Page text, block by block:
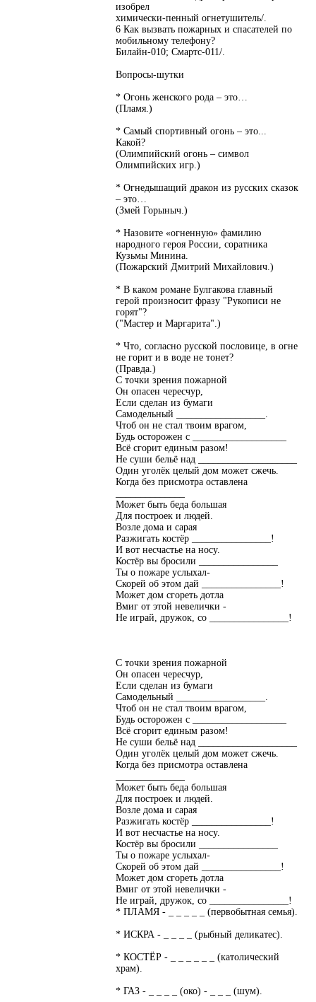
изобрел
химически-пенный огнетушитель/.
6 Как вызвать пожарных и спасателей по
мобильному телефону?
Билайн-010; Смартс-011/.
Вопросы-шутки
* Огонь женского рода – это…
(Пламя.)
* Самый спортивный огонь – это...
Какой?
(Олимпийский огонь – символ
Олимпийских игр.)
* Огнедышащий дракон из русских сказок
– это…
(Змей Горыныч.)
* Назовите «огненную» фамилию
народного героя России, соратника
Кузьмы Минина.
(Пожарский Дмитрий Михайлович.)
* В каком романе Булгакова главный
герой произносит фразу "Рукописи не
горят"?
("Мастер и Маргарита".)
* Что, согласно русской пословице, в огне
не горит и в воде не тонет?
(Правда.)
С точки зрения пожарной
Он опасен чересчур,
Если сделан из бумаги
Самодельный __________________.
Чтоб он не стал твоим врагом,
Будь осторожен с ___________________
Всё сгорит единым разом!
Не суши бельё над ____________________
Один уголёк целый дом может сжечь.
Когда без присмотра оставлена
Может быть беда большая
Для построек и людей.
Возле дома и сарая
Разжигать костёр ________________!
И вот несчастье на носу.
Костёр вы бросили ________________
Ты о пожаре услыхал-
Скорей об этом дай ________________!
Может дом сгореть дотла
Вмиг от этой невелички -
Не играй, дружок, со ________________!
С точки зрения пожарной
Он опасен чересчур,
Если сделан из бумаги
Самодельный __________________.
Чтоб он не стал твоим врагом,
Будь осторожен с ___________________
Всё сгорит единым разом!
Не суши бельё над ____________________
Один уголёк целый дом может сжечь.
Когда без присмотра оставлена
Может быть беда большая
Для построек и людей.
Возле дома и сарая
Разжигать костёр ________________!
И вот несчастье на носу.
Костёр вы бросили ________________
Ты о пожаре услыхал-
Скорей об этом дай ________________!
Может дом сгореть дотла
Вмиг от этой невелички -
Не играй, дружок, со ________________!
* ПЛАМЯ - _ _ _ _ _ (первобытная семья).
* ИСКРА - _ _ _ _ (рыбный деликатес).
* КОСТЁР - _ _ _ _ _ _ (католический
храм).
* ГАЗ - _ _ _ _ (око) - _ _ _ (шум).